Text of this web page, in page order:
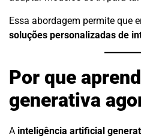
Essa abordagem permite que
soluções personalizadas de
Por que
generativa
A inteligência artificial